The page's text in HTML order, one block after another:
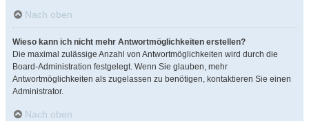
Nach oben
Wieso kann ich nicht mehr Antwortmöglichkeiten erstellen?
Die maximal zulässige Anzahl von Antwortmöglichkeiten wird durch die
Board-Administration festgelegt. Wenn Sie glauben, mehr
Antwortmöglichkeiten als zugelassen zu benötigen, kontaktieren Sie einen
Administrator.
Nach oben